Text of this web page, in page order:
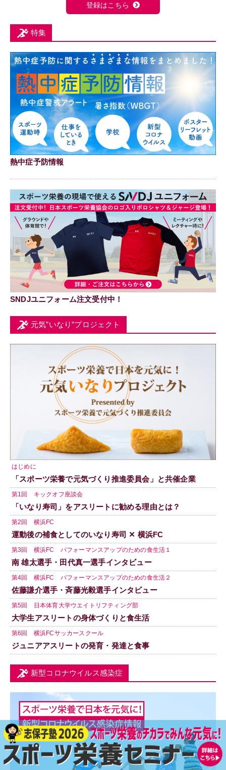
登録はこちら
特集
熱中症予防情報
SNDJユニフォーム注文受付中！
元気”いなり”プロジェクト
はじめに
「スポーツ栄養で元気づくり推進委員会」と共催企業
第1回 キックオフ座談会
「いなり寿司」をアスリートに勧める理由とは？
第2回 横浜FC
運動後の補食としてのいなり寿司 ✕ 横浜FC
第3回 横浜FC パフォーマンスアップのための食生活１
南 雄太選手・田代真一選手インタビュー
第4回 横浜FC パフォーマンスアップのための食生活２
佐藤謙介選手・斉藤光毅選手インタビュー
第5回 日本体育大学ウエイトリフティング部
大学生アスリートの身体づくりと食生活
第6回 横浜FCサッカースクール
ジュニアアスリートの発育・発達と食事
新型コロナウイルス感染症